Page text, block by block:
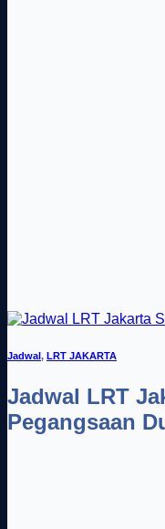
Jadwal, LRT JAKARTA
Jadwal LRT
Pegangsaan